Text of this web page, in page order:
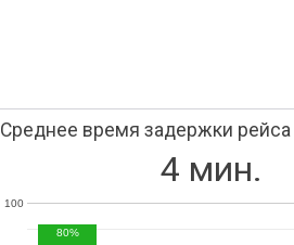
Среднее время задержки рейса
4 мин.
100
80%